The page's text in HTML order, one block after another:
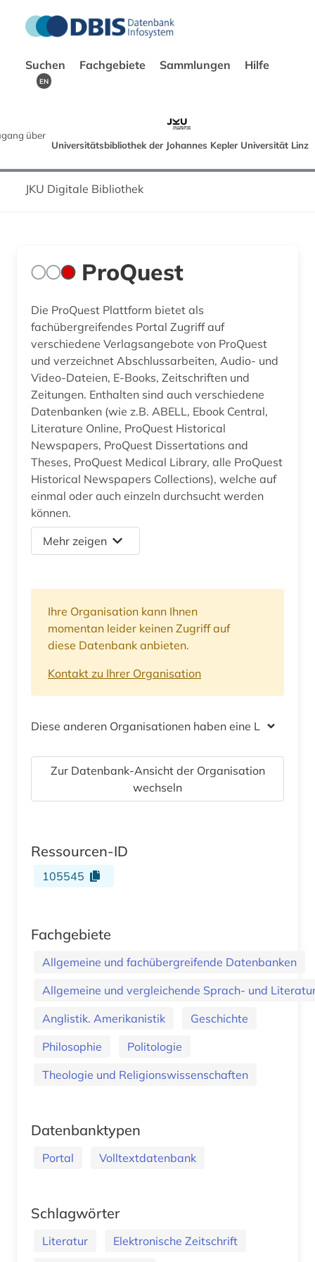
Suchen Fachgebiete Sammlungen Hilfe
EN
über
Universitätsbibliothek der Johannes Kepler Universität Linz
JKU Digitale Bibliothek
ProQuest
Die ProQuest Plattform bietet als
fachübergreifendes Portal Zugriff auf
verschiedene Verlagsangebote von ProQuest
und verzeichnet Abschlussarbeiten, Audio- und
Video-Dateien, E-Books, Zeitschriften und
Zeitungen. Enthalten sind auch verschiedene
Datenbanken (wie z.B. ABELL, Ebook Central,
Literature Online, ProQuest Historical
Newspapers, ProQuest Dissertations and
Theses, ProQuest Medical Library, alle ProQuest
Historical Newspapers Collections), welche auf
einmal oder auch einzeln durchsucht werden
können.
Mehr zeigen
Ihre Organisation kann Ihnen
momentan leider keinen Zugriff auf
diese Datenbank anbieten.
Kontakt zu Ihrer Organisation
Diese anderen Organisationen haben eine Lizenz
Zur Datenbank-Ansicht der Organisation
wechseln
Ressourcen-ID
105545
Fachgebiete
Allgemeine und fachübergreifende Datenbanken
Allgemeine und vergleichende Sprach- und
Anglistik. Amerikanistik
Geschichte
Philosophie
Politologie
Theologie und Religionswissenschaften
Datenbanktypen
Portal Volltextdatenbank
Schlagwörter
Literatur
Elektronische Zeitschrift